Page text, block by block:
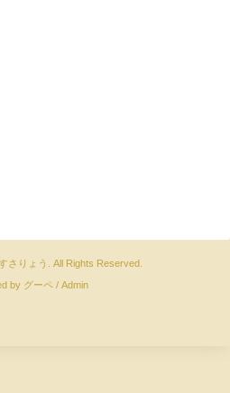
さりょう
. All Rights Reserved.
by グーペ/ Admin